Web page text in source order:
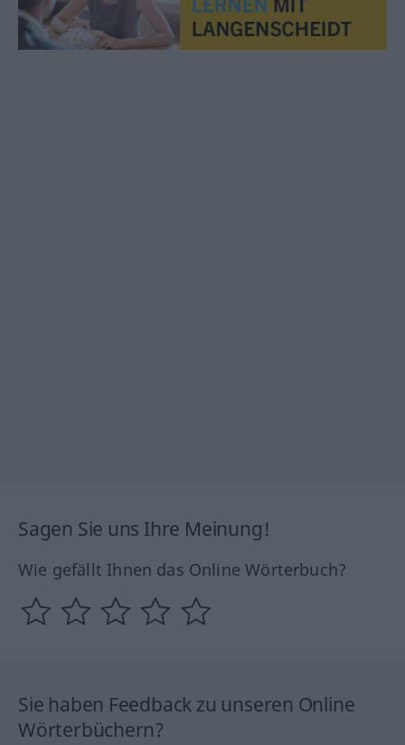
Sagen Sie uns Ihre Meinung!
Wie gefällt Ihnen das Online Wörterbuch?
Sie haben Feedback zu unseren Online
Wörterbüchern?